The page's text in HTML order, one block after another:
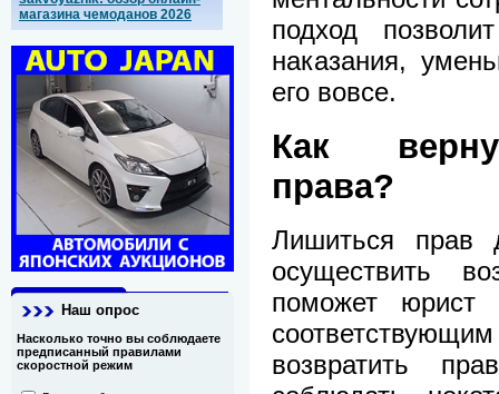
магазина чемоданов 2026
Наш опрос
Насколько точно вы соблюдаете
предписанный правилами
скоростной режим
подход
наказания,
его вовсе.
Как
права?
Лишиться прав
осуществить
поможет юрист
возвратить